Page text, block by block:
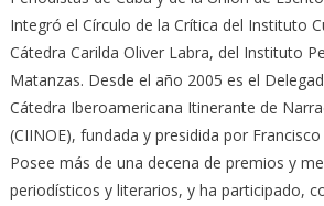
Integró el Círculo de la Crítica del Instituto
Cátedra Carilda Oliver Labra, del Instituto
Matanzas. Desde el año 2005 es el
Cátedra Iberoamericana Itinerante de
(CIINOE), fundada y presidida por
Posee más de una decena de premios y
periodísticos y literarios, y ha participado,